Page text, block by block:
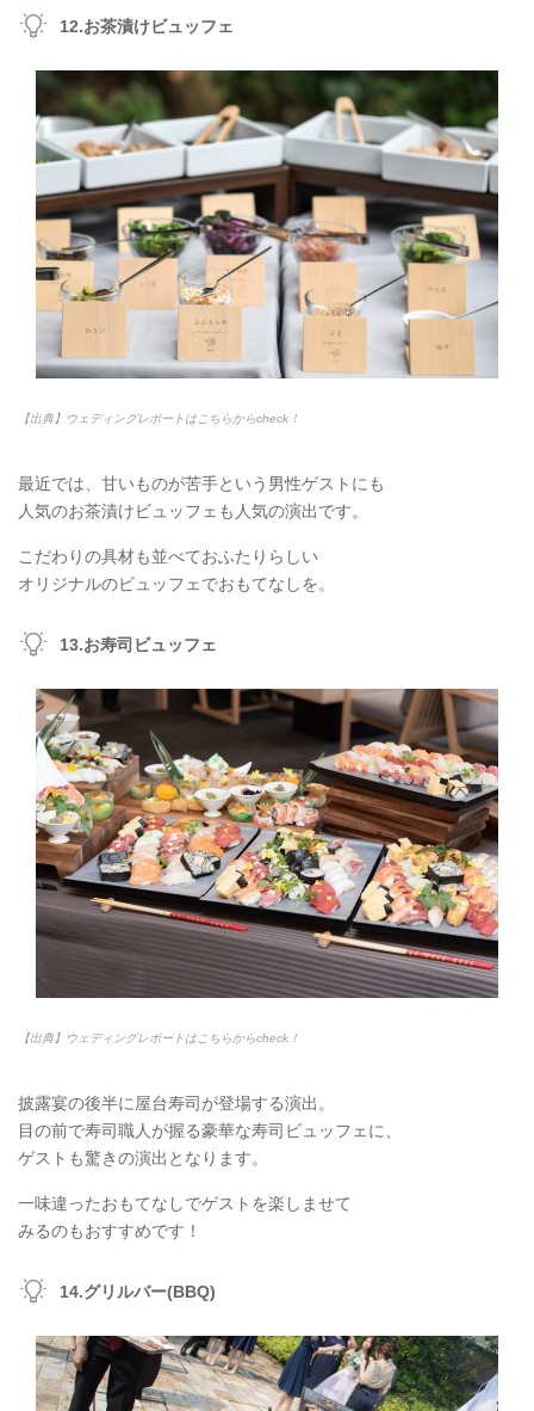
12.お茶漬けビュッフェ
【出典】ウェディングレポートはこちらからcheck！
最近では、甘いものが苦手という男性ゲストにも
人気のお茶漬けビュッフェも人気の演出です。
こだわりの具材も並べておふたりらしい
オリジナルのビュッフェでおもてなしを。
13.お寿司ビュッフェ
【出典】ウェディングレポートはこちらからcheck！
披露宴の後半に屋台寿司が登場する演出。
目の前で寿司職人が握る豪華な寿司ビュッフェに、
ゲストも驚きの演出となります。
一味違ったおもてなしでゲストを楽しませて
みるのもおすすめです！
14.グリルバー(BBQ)